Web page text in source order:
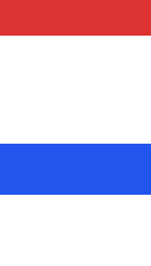
al